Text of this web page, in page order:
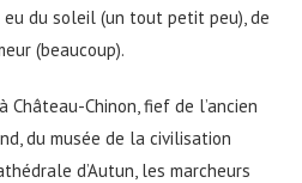
du soleil (un tout petit peu), de
(beaucoup).
Chinon, fief de l’ancien
du musée de la civilisation
d’Autun, les marcheurs